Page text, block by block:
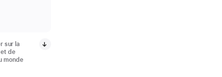
sur la
de
monde